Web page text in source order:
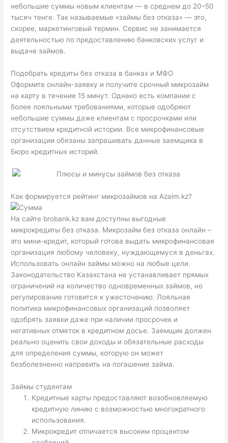
небольшие суммы новым клиентам — в среднем до 20–50
тысяч тенге. Так называемые «займы без отказа» — это,
скорее, маркетинговый термин. Сервис не занимается
деятельностью по предоставлению банковских услуг и
выдаче займов.
Подобрать кредиты без отказа в банках и МФО
Оформите онлайн-заявку и получите срочный микрозайм
на карту в течение 15 минут. Однако есть компании с
более лояльными требованиями, которые одобряют
небольшие суммы даже клиентам с просрочками или
отсутствием кредитной истории. Все микрофинансовые
организации обязаны запрашивать данные заемщика в
Бюро кредитных историй.
Как формируется рейтинг микрозаймов на Azaim.kz?
На сайте brobank.kz вам доступны выгодные
микрокредиты без отказа. Микрозайм без отказа онлайн –
это мини-кредит, который готова выдать микрофинансовая
организация любому человеку, нуждающемуся в деньгах.
Использовать онлайн займы можно на любые цели.
Законодательство Казахстана не устанавливает прямых
ограничений на количество одновременных займов, но
регулирование готовится к ужесточению. Лояльная
политика микрофинансовых организаций позволяет
одобрять заявки даже при наличии просрочек и
негативных отметок в кредитном досье. Заемщик должен
реально оценить свои доходы и обязательные расходы
для определения суммы, которую он может
безболезненно направить на погашение займа.
Займы студентам
Кредитные карты предоставляют возобновляемую
кредитную линию с возможностью многократного
использования.
Микрокредит отличается высоким процентом